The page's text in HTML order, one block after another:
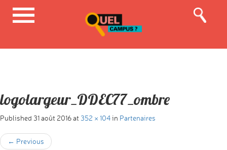
logolargeur_DDEC77_ombre
Published 31 août 2016at 352 × 104in Partenaires
← Previous